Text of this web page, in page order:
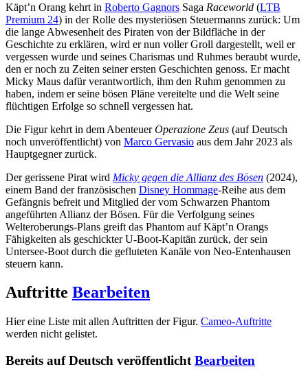
Käpt’n Orang kehrt in Roberto Gagnors Saga Raceworld (LTB
Premium 24) in der Rolle des mysteriösen Steuermanns zurück: Um
die lange Abwesenheit des Piraten von der Bildfläche in der
Geschichte zu erklären, wird er nun voller Groll dargestellt, weil er
vergessen wurde und seines Charismas und Ruhmes beraubt wurde,
den er noch zu Zeiten seiner ersten Geschichten genoss. Er macht
Micky Maus dafür verantwortlich, ihm den Ruhm genommen zu
haben, indem er seine bösen Pläne vereitelte und die Welt seine
flüchtigen Erfolge so schnell vergessen hat.
Die Figur kehrt in dem AbenteuerOperazione Zeus (auf Deutsch
noch unveröffentlicht) von Marco Gervasio aus dem Jahr 2023 als
Hauptgegner zurück.
Der gerissene Pirat wird Micky gegen die Allianz des Bösen (2024),
einem Band der französischen Disney Hommage-Reihe aus dem
Gefängnis befreit und Mitglied der vom Schwarzen Phantom
angeführten Allianz der Bösen. Für die Verfolgung seines
Welteroberungs-Plans greift das Phantom auf Käpt’n Orangs
Fähigkeiten als geschickter U-Boot-Kapitän zurück, der sein
Untersee-Boot durch die gefluteten Kanäle von Neo-Entenhausen
steuern kann.
Auftritte Bearbeiten
Hier eine Liste mit allen Auftritten der Figur. Cameo-Auftritte
werden nicht gelistet.
Bereits auf Deutsch veröffentlicht Bearbeiten